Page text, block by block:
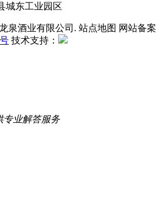
城东工业园区
泉酒业有限公司. 站点地图 网站备案
技术支持：
专业解答服务